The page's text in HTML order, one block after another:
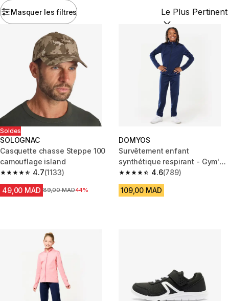
Masquer les filtres Trier par :
Soldes
SOLOGNAC
Casquette chasse Steppe 100
camouflage island
4.7
4.7 out of 5 stars from 1133 reviews
(1133)
49,00 MAD Prix avant la réduction
89,00 MAD44%
DOMYOS
Survêtement enfant
synthétique respirant - Gym'y
bleu marine
4.6
4.6 out of 5 stars from 789
(789)
109,00 MAD